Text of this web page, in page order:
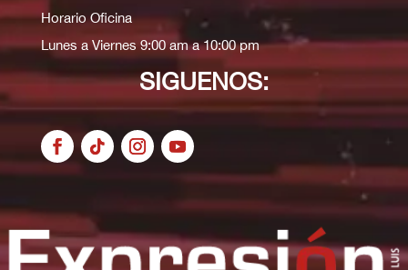
Horario Oficina
Lunes a Viernes 9:00 am a 10:00 pm
SIGUENOS: